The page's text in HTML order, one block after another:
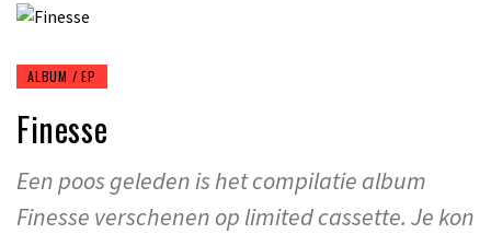
ALBUM / EP
Finesse
Een poos geleden is het compilatie album
Finesse verschenen op limited cassette. Je kon